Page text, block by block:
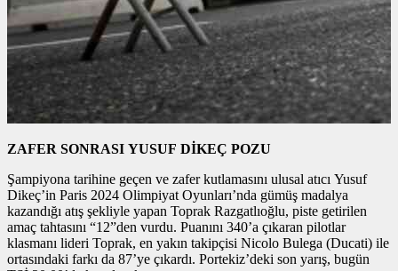
ZAFER SONRASI YUSUF DİKEÇ POZU
Şampiyona tarihine geçen ve zafer kutlamasını ulusal atıcı Yusuf
Dikeç’in Paris 2024 Olimpiyat Oyunları’nda gümüş madalya
kazandığı atış şekliyle yapan Toprak Razgatlıoğlu, piste getirilen
amaç tahtasını “12”den vurdu. Puanını 340’a çıkaran pilotlar
klasmanı lideri Toprak, en yakın takipçisi Nicolo Bulega (Ducati) ile
ortasındaki farkı da 87’ye çıkardı. Portekiz’deki son yarış, bugün